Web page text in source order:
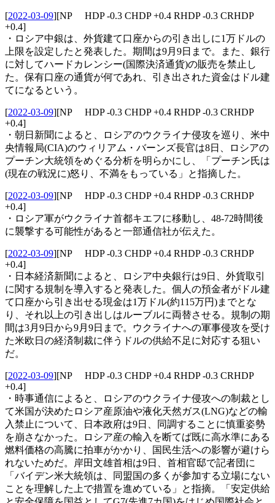
[2022-03-09][NP HDP -0.3 CHDP +0.4 RHDP -0.3 CRHDP
+0.4]
・ロシア中銀は、外貨建て口座からの引き出しに1万ドルの
上限を設定したと発表した。期間は9月9日まで。また、銀行
に対してハードカレンシー(国際決済通貨)の販売を禁止し
た。保有口座の通貨が何であれ、引き出された資金はドル建
てになるという。
[2022-03-09][NP HDP -0.3 CHDP +0.4 RHDP -0.3 CRHDP
+0.4]
・朝日新聞によると、ロシアのウクライナ侵攻を巡り、米中
央情報局(CIA)のウィリアム・バーンズ長官は8日、ロシアの
プーチン大統領をめぐる分析を明らかにし、「プーチン氏は
(現在の戦況に)怒り、不満をもっている」と指摘した。
[2022-03-09][NP HDP -0.3 CHDP +0.4 RHDP -0.3 CRHDP
+0.4]
・ロシア軍がウクライナ首都キエフに移動し、48-72時間後
に襲撃する可能性があると一部通信社が伝えた。
[2022-03-09][NP HDP -0.3 CHDP +0.4 RHDP -0.3 CRHDP
+0.4]
・日本経済新聞によると、ロシア中央銀行は9日、外貨取引
に関する規制を導入すると発表した。個人の預金者がドル建
て口座から引き出せる現金は1万ドル(約115万円)までとな
り、それ以上の引き出しはルーブルに両替させる。規制の期
間は3月9日から9月9日まで。ウクライナへの軍事侵攻を受け
た米欧日の経済制裁に伴うドルの供給不足に対応する狙い
だ。
[2022-03-09][NP HDP -0.3 CHDP +0.4 RHDP -0.3 CRHDP
+0.4]
・時事通信によると、ロシアのウクライナ侵攻への制裁とし
て米国が決めたロシア産原油や液化天然ガス(LNG)などの輸
入禁止について、日本政府は9日、同調することに慎重姿勢
を崩さなかった。ロシア産の輸入を断てば既に高水準にある
燃料価格の高騰に拍車がかかり、国民生活への影響が避けら
れないためだ。岸田文雄首相は9日、首相官邸で記者団に
「バイデン米大統領は、同盟国の多くが参加する立場にない
ことを理解した上で措置を進めている」と指摘。「安定供給